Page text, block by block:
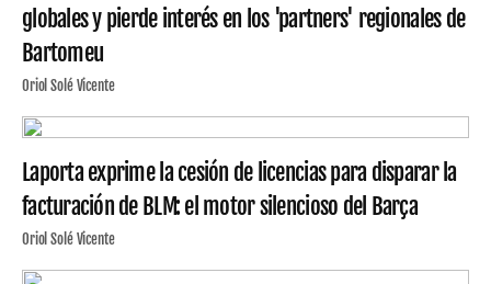
globales y pierde interés en los 'partners' regionales de
Bartomeu
Oriol Solé Vicente
Laporta exprime la cesión de licencias para disparar la
facturación de BLM: el motor silencioso del Barça
Oriol Solé Vicente